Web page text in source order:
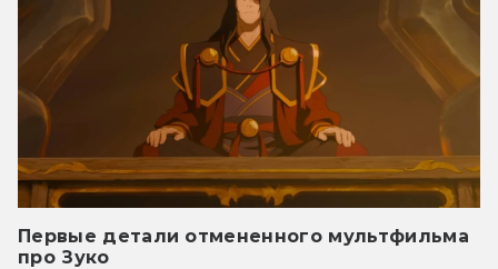
Первые детали отмененного мультфильма
про Зуко